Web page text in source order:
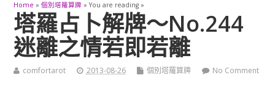
Home » 個別塔羅算牌 » You are reading »
塔羅占卜解牌～No.244
迷離之情若即若離
comfortarot 2013-08-26 個別塔羅算牌 No Comment